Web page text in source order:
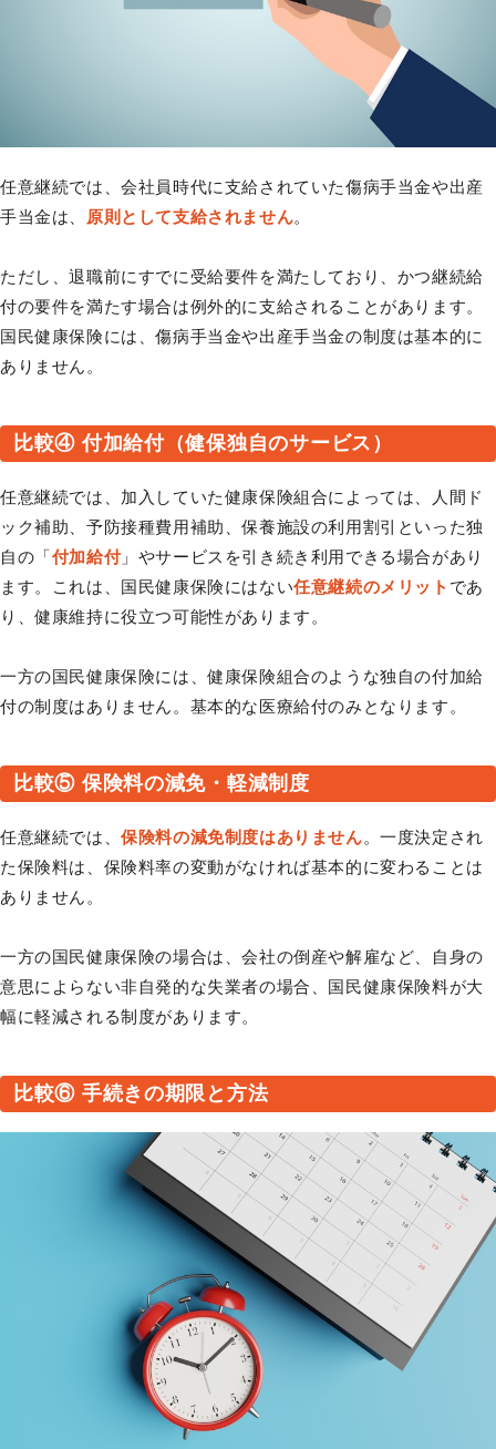
任意継続では、会社員時代に支給されていた傷病手当金や出産
手当金は、
原則として支給されません。
ただし、退職前にすでに受給要件を満たしており、かつ継続給
付の要件を満たす場合は例外的に支給されることがあります。
国民健康保険には、傷病手当金や出産手当金の制度は基本的に
ありません。
比較④ 付加給付（健保独自のサービス）
任意継続では、加入していた健康保険組合によっては、人間ド
ック補助、予防接種費用補助、保養施設の利用割引といった独
自の「付加給付」やサービスを引き続き利用できる場合があり
ます。これは、国民健康保険にはない任意継続のメリット であ
り、健康維持に役立つ可能性があります。
一方の国民健康保険には、健康保険組合のような独自の付加給
付の制度はありません。基本的な医療給付のみとなります。
比較⑤ 保険料の減免・軽減制度
任意継続では、保険料の減免制度はありません。一度決定され
た保険料は、保険料率の変動がなければ基本的に変わることは
ありません。
一方の国民健康保険の場合は、会社の倒産や解雇など、自身の
意思によらない非自発的な失業者の場合、国民健康保険料が大
幅に軽減される制度があります。
比較⑥ 手続きの期限と方法